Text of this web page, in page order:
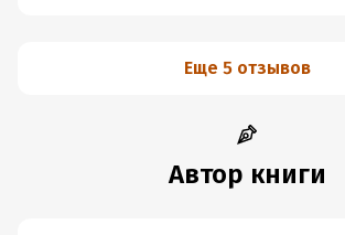
Еще 5 отзывов
Автор книги